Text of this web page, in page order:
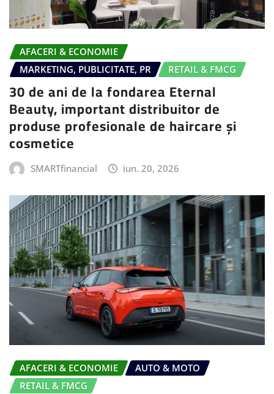
AFACERI & ECONOMIE
MARKETING, PUBLICITATE, PR
RETAIL & FMCG
30 de ani de la fondarea Eternal
Beauty, important distribuitor de
produse profesionale de haircare și
cosmetice
SMARTfinancial iun. 20, 2026
AFACERI & ECONOMIE
AUTO & MOTO
RETAIL & FMCG